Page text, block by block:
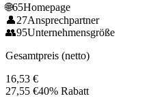
🌐65Homepage
👤27Ansprechpartner
👥95Unternehmensgröße
Gesamtpreis (netto)
16,53 €
27,55 €40% Rabatt